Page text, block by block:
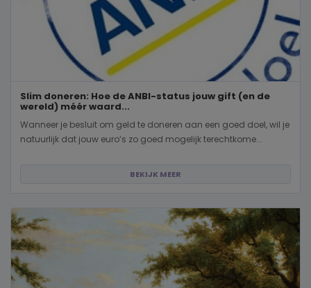
Slim doneren: Hoe de ANBI-status jouw gift (en de
wereld) méér waard...
Wanneer je besluit om geld te doneren aan een goed doel, wil je
natuurlijk dat jouw euro’s zo goed mogelijk terechtkome...
BEKIJK MEER